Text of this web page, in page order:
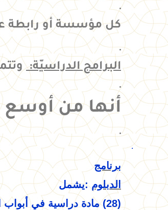
كل مؤسسة أو رابطة
البرامج الدراسيّة:
أنها من أوسع
·
برنامج
الدبلوم:يشمل
(28) مادة دراسية في أبواب العلوم الشرعية الأساسية منها: اللغة العربية، علوم